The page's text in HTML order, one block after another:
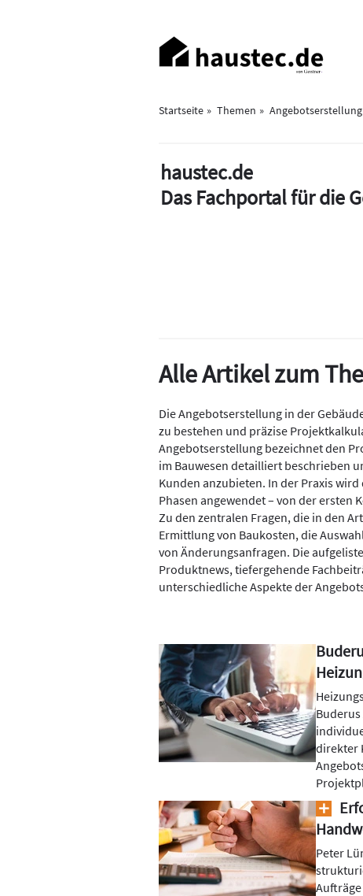
Haupt-
Navigation
Startseite Themen
Angebotserstellung
haustec.de
Das Fachportal für die
Alle Artikel zum
Die Angebotserstellung in der
zu bestehen und präzise
Angebotserstellung bezeichnet den
im Bauwesen detailliert beschrieben
Kunden anzubieten. In der Praxis
Phasen angewendet – von der ersten
Zu den zentralen Fragen, die in den
Ermittlung von Baukosten, die
von Änderungsanfragen. Die
Produktnews, tiefergehende
unterschiedliche Aspekte der
direkter
Peter